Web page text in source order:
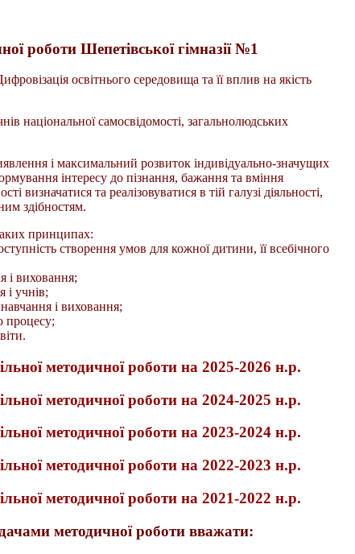
роботи Шепетівської гімназії №1
освітнього середовища та її вплив на якість
національної самосвідомості, загальнолюдських
і максимальний розвиток індивідуально-значущих
інтересу до пізнання, бажання та вміння
визначатися та реалізовуватися в тій галузі діяльності,
здібностям.
принципах:
створення умов для кожної дитини, її всебічного
і виховання;
і учнів;
навчання і виховання;
процесу;
методичної роботи на 2025-2026 н.р.
методичної роботи на 2024-2025 н.р.
методичної роботи на 2023-2024 н.р.
методичної роботи на 2022-2023 н.р.
методичної роботи на 2021-2022 н.р.
методичної роботи вважати: